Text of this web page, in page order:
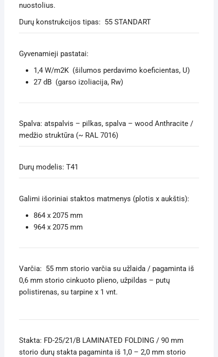
nuostolius.
Durų konstrukcijos tipas: 55 STANDART
Gyvenamieji pastatai:
1,4 W/m2K (šilumos perdavimo koeficientas, U)
27 dB (garso izoliacija, Rw)
Spalva: atspalvis – pilkas, spalva – wood Anthracite /
medžio struktūra (~ RAL 7016)
Durų modelis: T41
Galimi išoriniai staktos matmenys (plotis x aukštis):
864 x 2075 mm
964 x 2075 mm
Varčia: 55 mm storio varčia su užlaida / pagaminta iš
0,6 mm storio cinkuoto plieno, užpildas – putų
polistirenas, su tarpine x 1 vnt.
Stakta: FD-25/21/B LAMINATED FOLDING / 90 mm
storio durų stakta pagaminta iš 1,0 – 2,0 mm storio